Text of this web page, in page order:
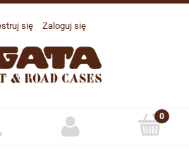
się Zaloguj się